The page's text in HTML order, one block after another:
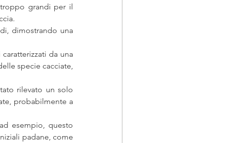
grandi per il
dimostrando una
da una
specie cacciate,
rilevato un solo
probabilmente a
esempio, questo
padane, come